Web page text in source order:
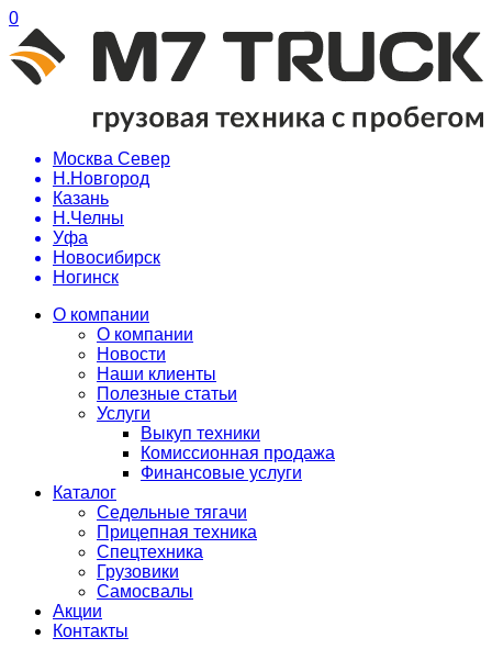
0
Москва Север
Н.Новгород
Казань
Н.Челны
Уфа
Новосибирск
Ногинск
О компании
О компании
Новости
Наши клиенты
Полезные статьи
Услуги
Выкуп техники
Комиссионная продажа
Финансовые услуги
Каталог
Седельные тягачи
Прицепная техника
Спецтехника
Грузовики
Самосвалы
Акции
Контакты